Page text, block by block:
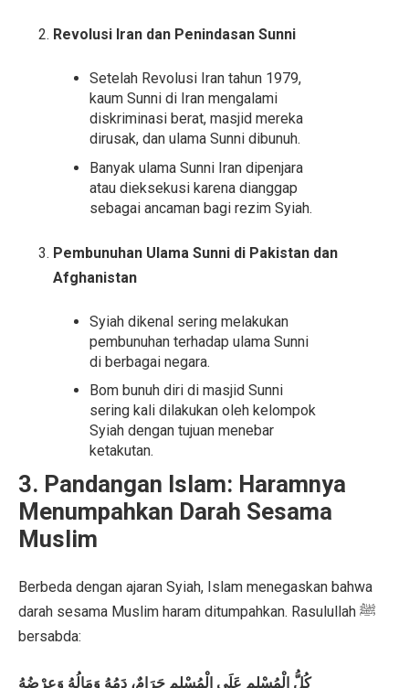
Revolusi Iran dan Penindasan Sunni
Setelah Revolusi Iran tahun 1979,
kaum Sunni di Iran mengalami
diskriminasi berat, masjid mereka
dirusak, dan ulama Sunni dibunuh.
Banyak ulama Sunni Iran dipenjara
atau dieksekusi karena dianggap
sebagai ancaman bagi rezim Syiah.
Pembunuhan Ulama Sunni di Pakistan dan
Afghanistan
Syiah dikenal sering melakukan
pembunuhan terhadap ulama Sunni
di berbagai negara.
Bom bunuh diri di masjid Sunni
sering kali dilakukan oleh kelompok
Syiah dengan tujuan menebar
ketakutan.
3. Pandangan Islam: Haramnya
Menumpahkan Darah Sesama
Muslim
Berbeda dengan ajaran Syiah, Islam menegaskan bahwa
darah sesama Muslim haram ditumpahkan. Rasulullah ﷺ
bersabda:
كُلُّ الْمُسْلِمِ عَلَى الْمُسْلِمِ حَرَامٌ، دَمُهُ وَمَالُهُ وَعِرْضُهُ